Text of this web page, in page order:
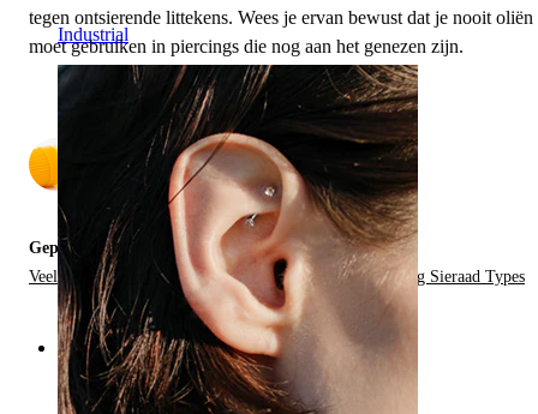
Industrial
tegen ontsierende littekens. Wees je ervan bewust dat je nooit oliën
moet gebruiken in piercings die nog aan het genezen zijn.
Gepost in:
Veelvoorkomende Piercing Problemen en Nazorg, Piercing Sieraad Types
Categories
Navel